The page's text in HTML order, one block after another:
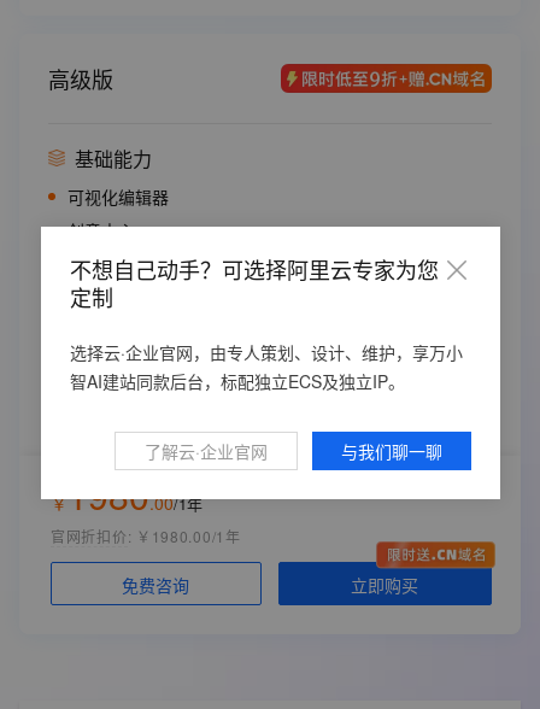
ECS配置 共享
阿里云短信服务
绑定域名个数
备案服务码2个
灵感值
软件版本
标准版（Pro）
中国内地
购买时长
1年
高级版
基础能力
可视化编辑器
创意中心
内容数据动态管理
多语言
高德地图
应用内支持大模型（生文/生图/生视频）
支付插件
云资源配置 （统一配置，无需单独购买）
数据库空间2GB（表数量50张，单表10万行）
￥1980.00/1年
官网折扣价: ￥1980.00/1年
免费咨询 立即购买
不想自己动手？可选择阿里云专家为您
定制
选择云·企业官网，由专人策划、设计、维护，享万小
智AI建站同款后台，标配独立ECS及独立IP。
了解云·企业官网 与我们聊一聊